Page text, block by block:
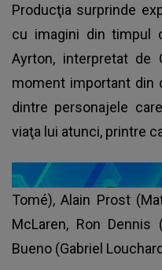
Producţia surprinde
cu imagini din timpul
Ayrton, interpretat de
moment important din
dintre personajele
viaţa lui atunci, printre
Tomé), Alain Prost
McLaren, Ron Dennis
Bueno (Gabriel